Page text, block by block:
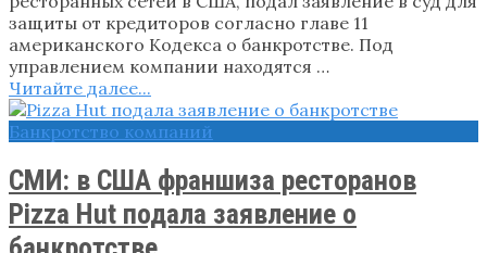
защиты от кредиторов согласно главе 11
американского Кодекса о банкротстве. Под
управлением компании находятся …
Читайте далее...
Банкротство компаний
СМИ: в США франшиза ресторанов
Pizza Hut подала заявление о